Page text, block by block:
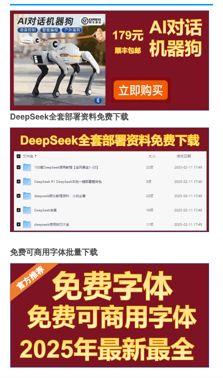
DeepSeek全套部署资料免费下载
免费可商用字体批量下载